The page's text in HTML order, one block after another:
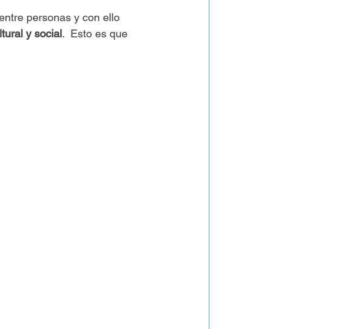
personas y con ello
y social.  Esto es que